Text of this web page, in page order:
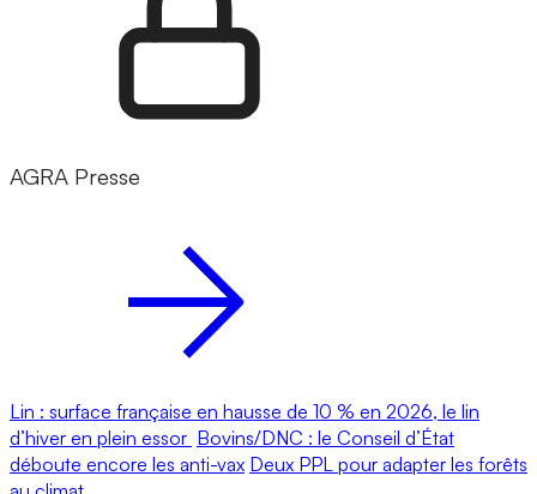
AGRA Presse
Lin : surface française en hausse de 10 % en 2026, le lin
d’hiver en plein essor Bovins/DNC : le Conseil d’État
déboute encore les anti-vax Deux PPL pour adapter les forêts